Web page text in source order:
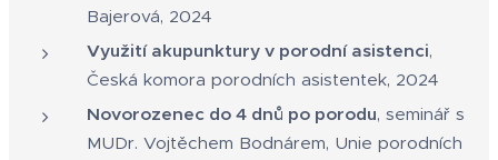
Bajerová, 2024
Využití akupunktury v porodní asistenci,
Česká komora porodních asistentek, 2024
Novorozenec do 4 dnů po porodu, seminář s
MUDr. Vojtěchem Bodnárem, Unie porodních